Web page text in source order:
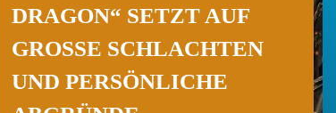
DRAGON“ SETZT AUF
GROSSE SCHLACHTEN U
ND PERSÖNLICHE A